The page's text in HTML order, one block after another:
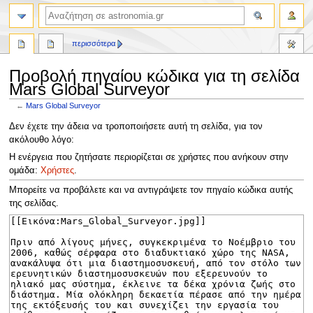
Προβολή πηγαίου κώδικα για τη σελίδα
Mars Global Surveyor
←Mars Global Surveyor
Πήδηση
στην
πλοήγηση
Πήδηση
στην
αναζήτηση
Δεν έχετε την άδεια να τροποποιήσετε αυτή τη σελίδα, για τον
ακόλουθο λόγο:
Η ενέργεια που ζητήσατε περιορίζεται σε χρήστες που ανήκουν στην
ομάδα: Χρήστες.
Μπορείτε να προβάλετε και να αντιγράψετε τον πηγαίο κώδικα αυτής
της σελίδας.
περισσότερα
αναζήτηση